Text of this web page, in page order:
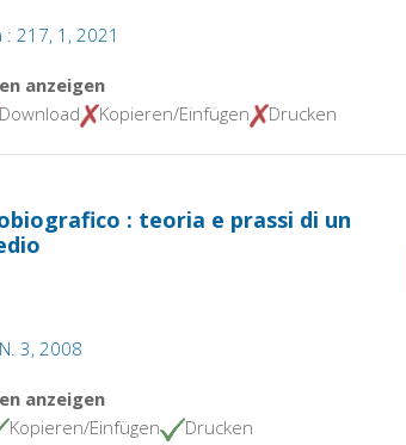
: 217, 1, 2021
anzeigen
Download Kopieren/Einfügen Drucken
: teoria e prassi di un
3, 2008
anzeigen
Kopieren/Einfügen Drucken